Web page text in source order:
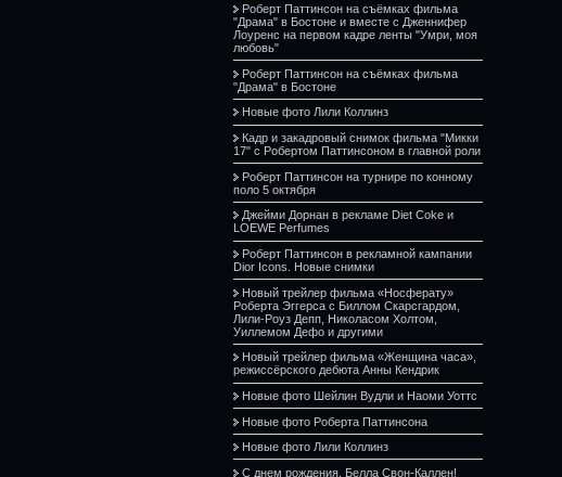
Роберт Паттинсон на съёмках фильма
"Драма" в Бостоне и вместе с Дженнифер
Лоуренс на первом кадре ленты "Умри, моя
любовь"
Роберт Паттинсон на съёмках фильма
"Драма" в Бостоне
Новые фото Лили Коллинз
Кадр и закадровый снимок фильма "Микки
17" с Робертом Паттинсоном в главной роли
Роберт Паттинсон на турнире по конному
поло 5 октября
Джейми Дорнан в рекламе Diet Coke и
LOEWE Perfumes
Роберт Паттинсон в рекламной кампании
Dior Icons. Новые снимки
Новый трейлер фильма «Носферату»
Роберта Эггерса с Биллом Скарсгардом,
Лили-Роуз Депп, Николасом Холтом,
Уиллемом Дефо и другими
Новый трейлер фильма «Женщина часа»,
режиссёрского дебюта Анны Кендрик
Новые фото Шейлин Вудли и Наоми Уоттс
Новые фото Роберта Паттинсона
Новые фото Лили Коллинз
С днем рождения, Белла Свон-Каллен!